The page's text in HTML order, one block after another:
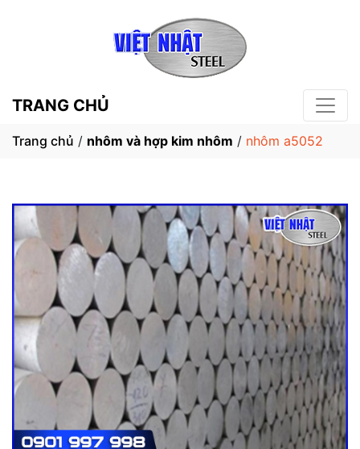
TRANG CHỦ
Trang chủ / nhôm và hợp kim nhôm / nhôm a5052